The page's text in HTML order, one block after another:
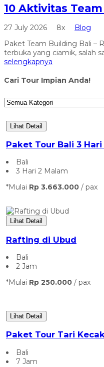
10 Aktivitas
27 July 2026 8x
Blog
Paket Team Building Bali –
terbuka yang ciamik, salah
selengkapnya
Cari Tour Impian Anda!
Lihat Detail
Paket Tour Bali 3 Hari
Bali
3 Hari 2 Malam
*Mulai Rp 3.663.000 / pax
Lihat Detail
Rafting di Ubud
Bali
2 Jam
*Mulai Rp 250.000 / pax
Lihat Detail
Paket Tour Tari
Bali
7 Jam